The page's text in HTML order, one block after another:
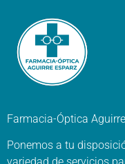
Farmacia-Óptica
Ponemos a tu